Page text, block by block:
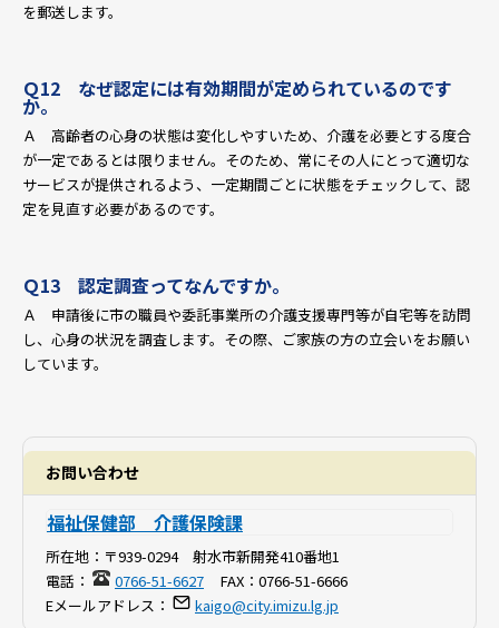
を郵送します。
Ｑ12 なぜ認定には有効期間が定められているのです
か。
Ａ 高齢者の心身の状態は変化しやすいため、介護を必要とする度合
が一定であるとは限りません。そのため、常にその人にとって適切な
サービスが提供されるよう、一定期間ごとに状態をチェックして、認
定を見直す必要があるのです。
Ｑ13 認定調査ってなんですか。
Ａ 申請後に市の職員や委託事業所の介護支援専門等が自宅等を訪問
し、心身の状況を調査します。その際、ご家族の方の立会いをお願い
しています。
お問い合わせ
福祉保健部 介護保険課
所在地： 〒939-0294 射水市新開発410番地1
電話：
0766-51-6627 FAX： 0766-51-6666
Eメールアドレス：
kaigo@city.imizu.lg.jp